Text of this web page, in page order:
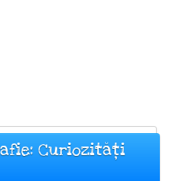
Curiozități